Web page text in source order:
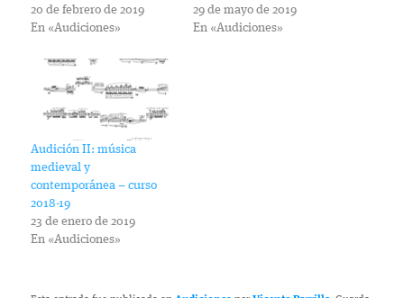
20 de febrero de 2019
En «Audiciones»
29 de mayo de 2019
En «Audiciones»
Audición II: música
medieval y
contemporánea – curso
2018-19
23 de enero de 2019
En «Audiciones»